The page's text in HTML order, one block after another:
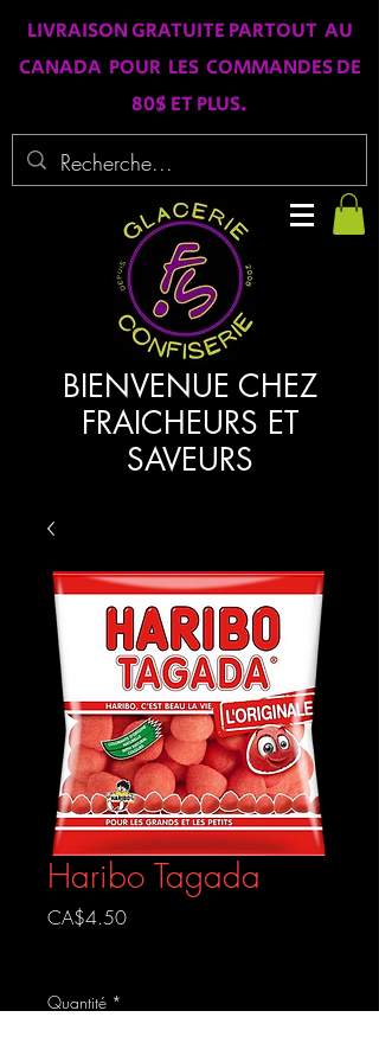
LIVRAISON GRATUITE PARTOUT AU
CANADA POUR LES COMMANDES DE
80$ ET PLUS.
BIENVENUE CHEZ
FRAICHEURS ET
SAVEURS
Haribo Tagada
CA$4.50Prix
Quantité *